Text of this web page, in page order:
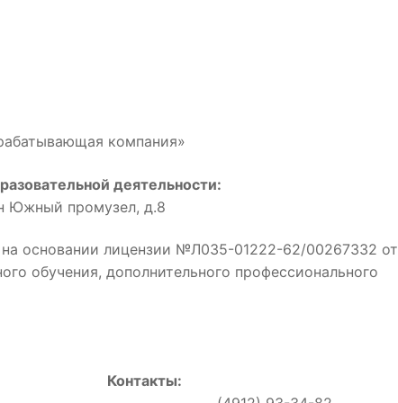
компания»
деятельности:
Южный промузел, д.8
основании лицензии №Л035-01222-62/00267332 от
обучения, дополнительного профессионального